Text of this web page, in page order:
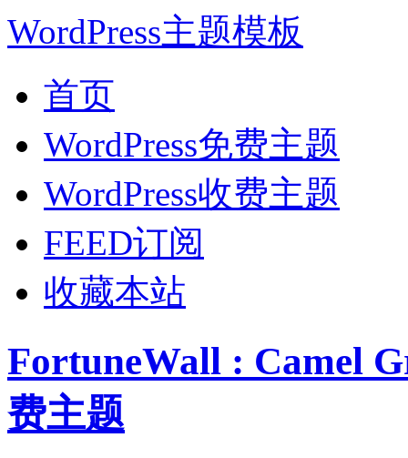
WordPress主题模板
首页
WordPress免费主题
WordPress收费主题
FEED订阅
收藏本站
FortuneWall : Camel
费主题